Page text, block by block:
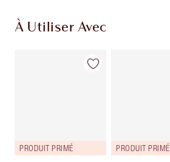
À Utiliser Avec
PRODUIT PRIMÉ PRODUIT PRIMÉ